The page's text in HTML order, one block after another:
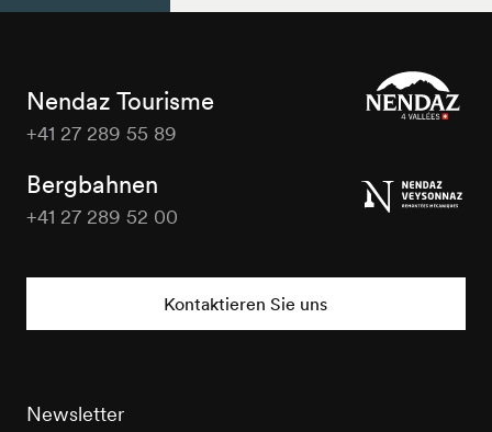
Nendaz Tourisme
+41 27 289 55 89
Bergbahnen
+41 27 289 52 00
Kontaktieren Sie uns
Newsletter